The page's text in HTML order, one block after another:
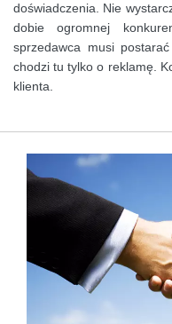
doświadczenia. Nie
dobie ogromnej
sprzedawca musi
chodzi tu tylko o reklamę.
klienta.